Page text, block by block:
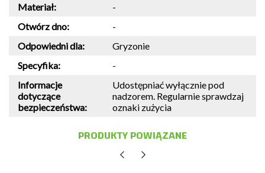
Materiał:
-
Otwórz dno:
-
Odpowiedni dla:
Gryzonie
Specyfika:
-
Informacje
dotyczące
bezpieczeństwa:
Udostępniać wyłącznie pod
nadzorem. Regularnie sprawdzaj
oznaki zużycia
PRODUKTY POWIĄZANE